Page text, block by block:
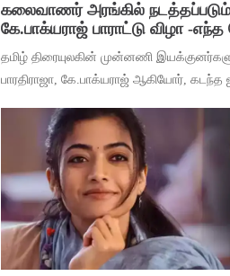
கலைவாணர் அரங்கில் நடத்தப்படும்
கே.பாக்யராஜ் பாராட்டு விழா -எந்த
தமிழ் திரையுலகின் முன்னணி
பாரதிராஜா, கே.பாக்யராஜ் ஆகியோர்,
சாதனைகளை பாராட்டி கவுரவிக்கும்